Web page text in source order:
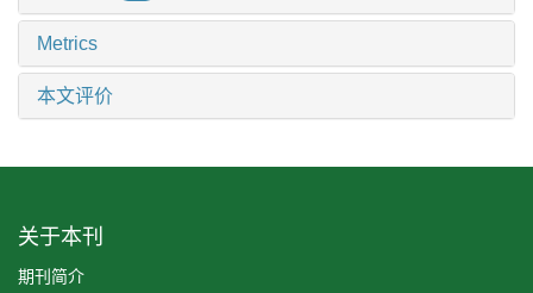
Metrics
本文评价
关于本刊
期刊简介